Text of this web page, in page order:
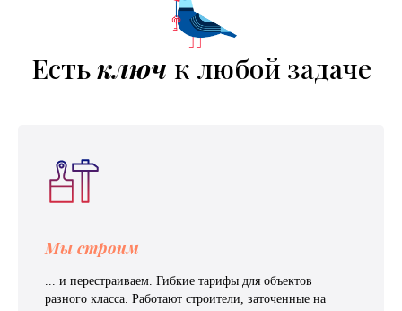
Естьключ к любой задаче
Мы строим
... и перестраиваем. Гибкие тарифы для объектов
разного класса. Работают строители, заточенные на